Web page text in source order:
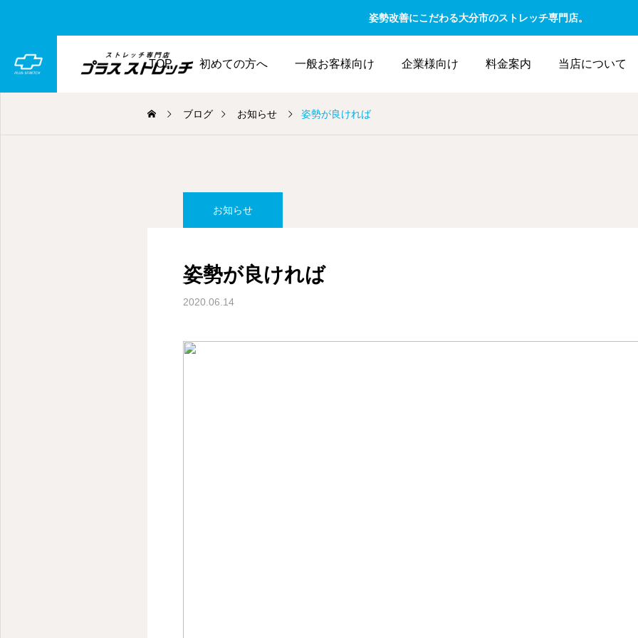
姿勢改善にこだわる大分市のストレッチ専門店。
TOP 初めての方へ 一般お客様向け 企業様向け 料金案内 当店について
ブログ お知らせ 姿勢が良ければ
お知らせ
姿勢が良ければ
2020.06.14